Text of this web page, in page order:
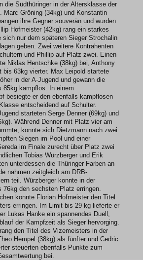
die Südthüringer in der Altersklasse der
Marc Gröning (34kg) und Konstantin
ihre Gegner souverän und wurden
Hofmeister (42kg) rang ein starkes
sich nur dem späteren Sieger Strochalin
geben. Zwei weitere Kontrahenten
und Phillip auf Platz zwei. Einen
Niklas Hentschke (38kg) bei, Anthony
bis 63kg vierter. Max Leipold startete
in der A-Jugend und gewann die
85kg kampflos. In einem
besiegte er den ebenfalls kampflosen
entscheidend auf Schulter.
starteten Serge Denner (69kg) und
Während Denner mit Platz vier am
konnte sich Dietzmann nach zwei
Siegen im Pool und einer
im Finale zurecht über Platz zwei
Tobias Würzberger und Erik
unterdessen die Thüringer Farben an
nahmen zeitgleich am DRB-
teil. Würzberger konnte in der
den sechsten Platz erringen.
konnte Florian Hofmeister den Titel
erringen. Im Limit bis 29 kg lieferte er
Lukas Hanke ein spannendes Duell,
der Kampfzeit als Sieger hervorging.
den Titel des Vizemeisters in der
Hempel (38kg) als fünfter und Cedric
steuerten ebenfalls Punkte zum
bei.